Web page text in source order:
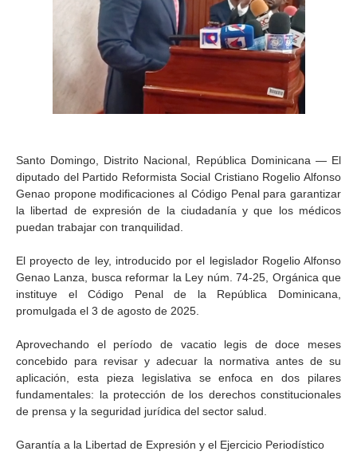
Santo Domingo, Distrito Nacional, República Dominicana — El
diputado del Partido Reformista Social Cristiano Rogelio Alfonso
Genao propone modificaciones al Código Penal para garantizar
la libertad de expresión de la ciudadanía y que los médicos
puedan trabajar con tranquilidad.
El proyecto de ley, introducido por el legislador Rogelio Alfonso
Genao Lanza, busca reformar la Ley núm. 74-25, Orgánica que
instituye el Código Penal de la República Dominicana,
promulgada el 3 de agosto de 2025.
Aprovechando el período de vacatio legis de doce meses
concebido para revisar y adecuar la normativa antes de su
aplicación, esta pieza legislativa se enfoca en dos pilares
fundamentales: la protección de los derechos constitucionales
de prensa y la seguridad jurídica del sector salud.
Garantía a la Libertad de Expresión y el Ejercicio Periodístico